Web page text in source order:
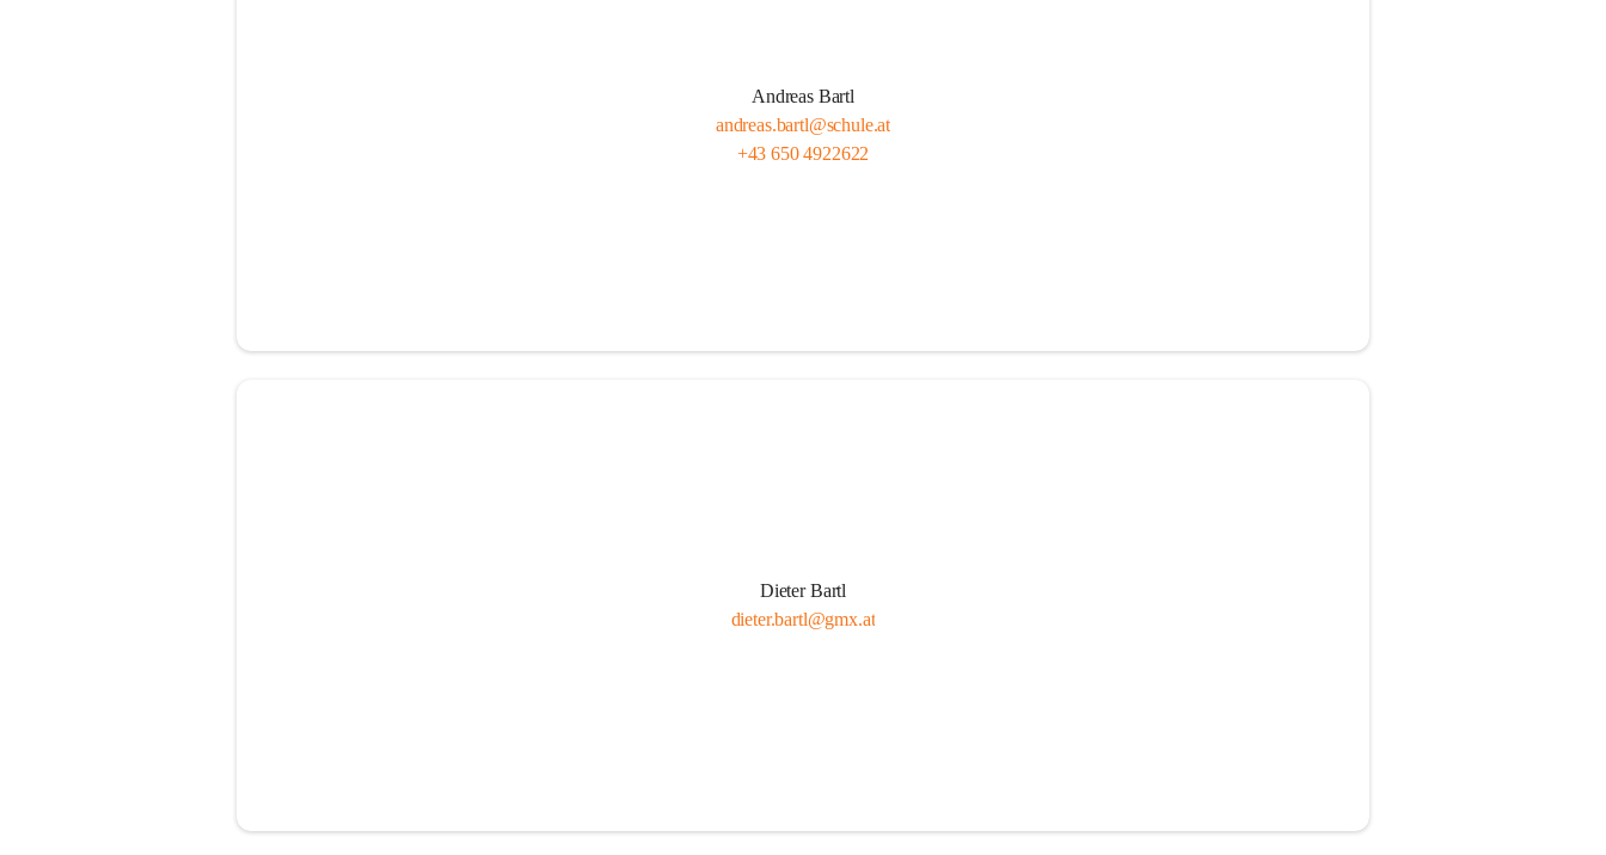
Andreas Bartl
andreas.bartl@schule.at
+43 650 4922622
Dieter Bartl
dieter.bartl@gmx.at